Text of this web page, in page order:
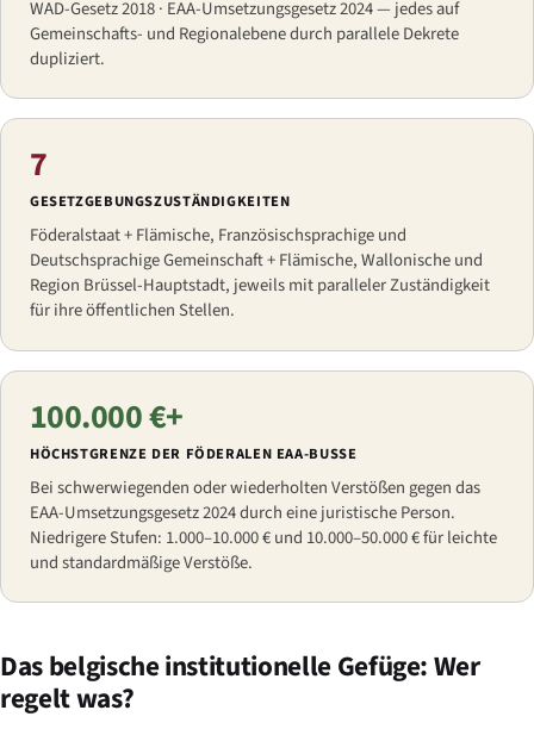
WAD-Gesetz 2018 · EAA-Umsetzungsgesetz 2024 — jedes auf
Gemeinschafts- und Regionalebene durch parallele Dekrete
dupliziert.
7
GESETZGEBUNGSZUSTÄNDIGKEITEN
Föderalstaat + Flämische, Französischsprachige und
Deutschsprachige Gemeinschaft + Flämische, Wallonische und
Region Brüssel-Hauptstadt, jeweils mit paralleler Zuständigkeit
für ihre öffentlichen Stellen.
100.000 €+
HÖCHSTGRENZE DER FÖDERALEN EAA-BUSSE
Bei schwerwiegenden oder wiederholten Verstößen gegen das
EAA-Umsetzungsgesetz 2024 durch eine juristische Person.
Niedrigere Stufen: 1.000–10.000 € und 10.000–50.000 € für leichte
und standardmäßige Verstöße.
Das belgische institutionelle Gefüge: Wer
regelt was?